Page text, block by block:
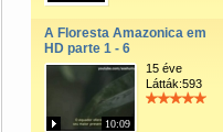
A Floresta Amazonica em
HD parte 1 - 6
10:09
15 éve
Látták:593